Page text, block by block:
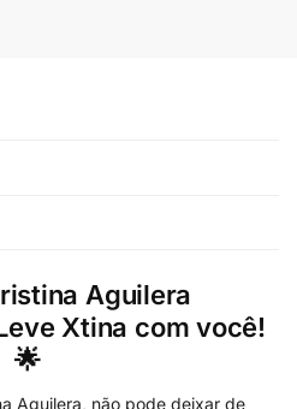
Aguilera
Xtina com você!
🌟
Aguilera, não pode deixar de